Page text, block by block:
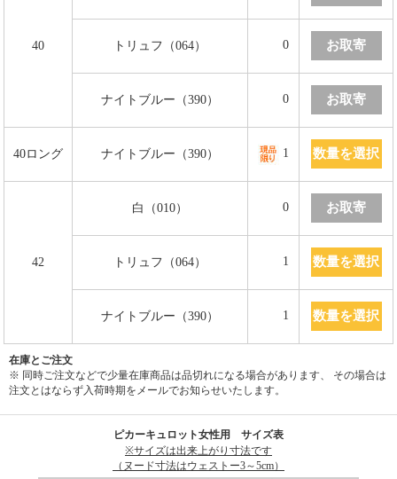
40 トリュフ（064） 0 お取寄
ナイトブルー（390） 0 お取寄
40ロング ナイトブルー（390） 1 数量を選択
42
白（010） 0 お取寄
トリュフ（064） 1 数量を選択
ナイトブルー（390） 1 数量を選択
在庫とご注文
※ 同時ご注文などで少量在庫商品は品切れになる場合があります、 その場合は
注文とはならず入荷時期をメールでお知らせいたします。
ピカーキュロット女性用 サイズ表
※サイズは出来上がり寸法です
（ヌード寸法はウェストー3～5cm）